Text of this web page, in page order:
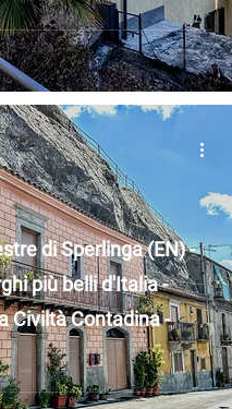
di Sperlinga (EN) -
più belli d'Italia -
Civiltà Contadina -